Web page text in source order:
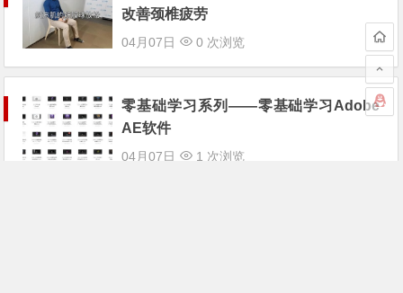
改善颈椎疲劳
04月07日 0 次浏览
零基础学习系列——零基础学习Adobe
AE软件
04月07日 1 次浏览